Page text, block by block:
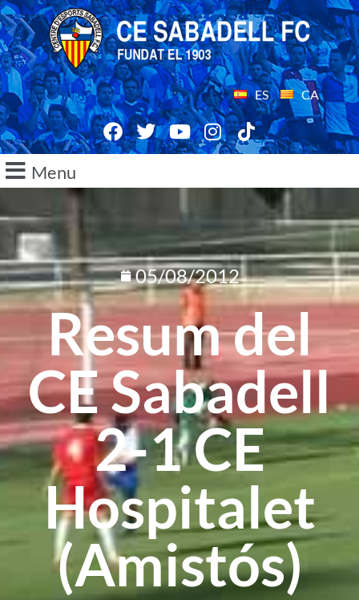
ES CA
Menu
05/08/2012
Resum del
CE Sabadell
2-1 CE
Hospitalet
(Amistós)